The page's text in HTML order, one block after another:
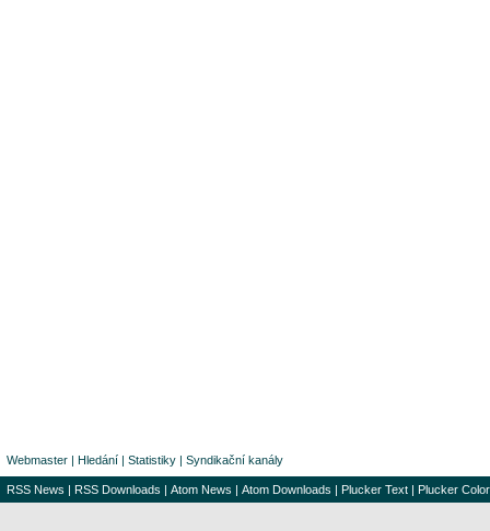
Webmaster | Hledání | Statistiky | Syndikační kanály
RSS News | RSS Downloads | Atom News | Atom Downloads | Plucker Text | Plucker Color